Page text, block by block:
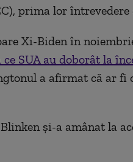
prima lor întrevedere
Xi-Biden în
ce SUA au doborât la
a afirmat că ar fi
şi-a amânat la